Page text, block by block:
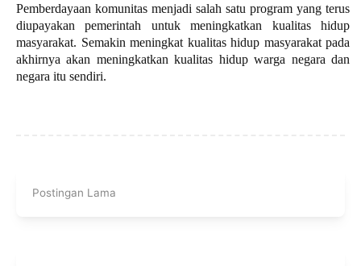
Pemberdayaan komunitas menjadi salah satu program yang terus
diupayakan pemerintah untuk meningkatkan kualitas hidup
masyarakat. Semakin meningkat kualitas hidup masyarakat pada
akhirnya akan meningkatkan kualitas hidup warga negara dan
negara itu sendiri.
Postingan Lama